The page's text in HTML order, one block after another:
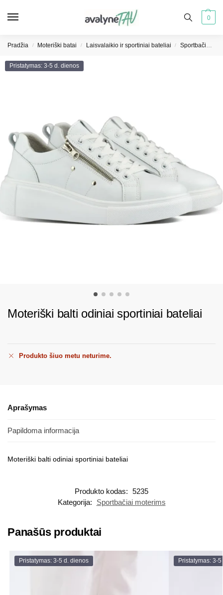
0
Pradžia / Moteriški batai / Laisvalaikio ir sportiniai bateliai / Sportbačiai moterims
Pristatymas: 3-5 d. dienos
Moteriški balti odiniai sportiniai bateliai
Produkto šiuo metu neturime.
Aprašymas
Papildoma informacija
Moteriški balti odiniai sportiniai bateliai
Produkto kodas: 5235
Kategorija:
Sportbačiai moterims
Panašūs produktai
Pristatymas: 3-5 d. dienos Pristatymas: 3-